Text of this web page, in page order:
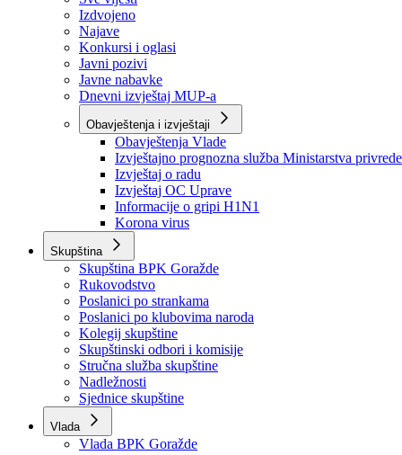
Aktuelno
Sve vijesti
Izdvojeno
Najave
Konkursi i oglasi
Javni pozivi
Javne nabavke
Dnevni izvještaj MUP-a
Obavještenja i izvještaji
Obavještenja Vlade
Izvještajno prognozna služba Ministarstva privrede
Izvještaj o radu
Izvještaj OC Uprave
Informacije o gripi H1N1
Korona virus
Skupština
Skupština BPK Goražde
Rukovodstvo
Poslanici po strankama
Poslanici po klubovima naroda
Kolegij skupštine
Skupštinski odbori i komisije
Stručna služba skupštine
Nadležnosti
Sjednice skupštine